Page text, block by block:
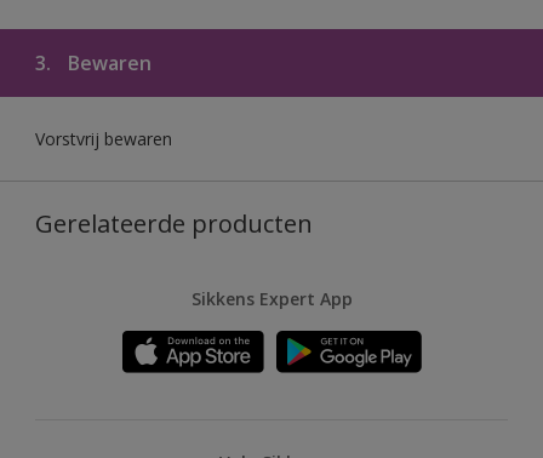
3. Bewaren
Vorstvrij bewaren
Gerelateerde producten
Sikkens Expert App